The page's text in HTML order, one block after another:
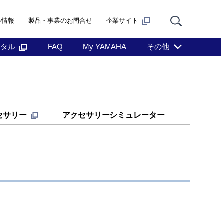
報 製品・事業のお問合せ 企業サイト
ル FAQ My YAMAHA その他
サリー アクセサリーシミュレーター